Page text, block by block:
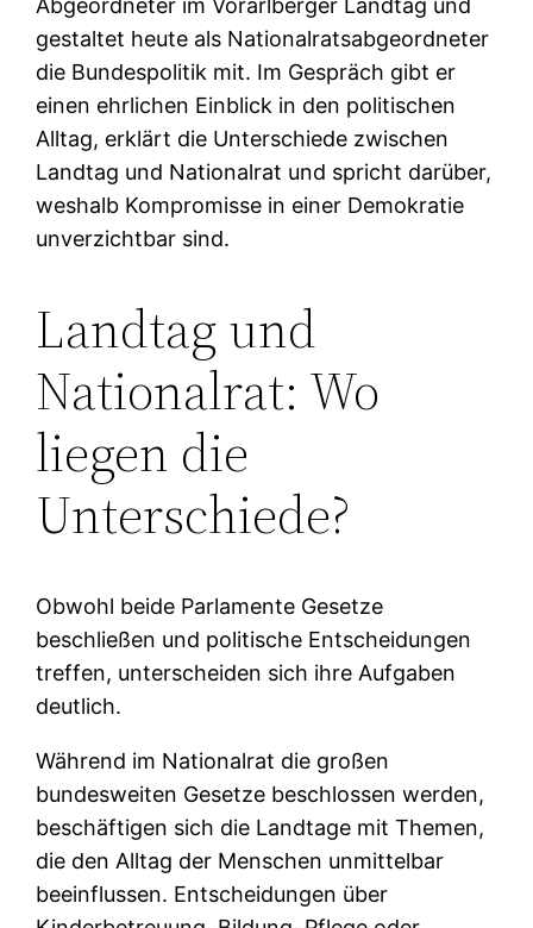
gestaltet heute als Nationalratsabgeordneter
die Bundespolitik mit. Im Gespräch gibt er
einen ehrlichen Einblick in den politischen
Alltag, erklärt die Unterschiede zwischen
Landtag und Nationalrat und spricht darüber,
weshalb Kompromisse in einer Demokratie
unverzichtbar sind.
Landtag und
Nationalrat: Wo
liegen die
Unterschiede?
Obwohl beide Parlamente Gesetze
beschließen und politische Entscheidungen
treffen, unterscheiden sich ihre Aufgaben
deutlich.
Während im Nationalrat die großen
bundesweiten Gesetze beschlossen werden,
beschäftigen sich die Landtage mit Themen,
die den Alltag der Menschen unmittelbar
beeinflussen. Entscheidungen über